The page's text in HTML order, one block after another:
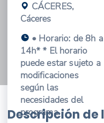
CÁCERES,
Cáceres
• Horario: de 8h a
14h* * El horario
puede estar sujeto a
modificaciones
según las
necesidades del
programa.
Descripción de